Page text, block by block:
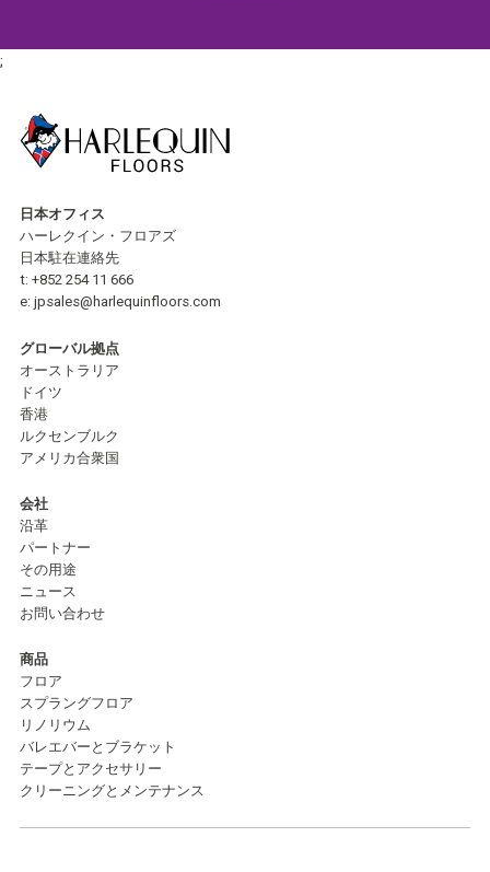
;
日本オフィス
ハーレクイン・フロアズ
日本駐在連絡先
t: +852 254 11 666
e: jpsales@harlequinfloors.com
グローバル拠点
オーストラリア
ドイツ
香港
ルクセンブルク
アメリカ合衆国
会社
沿革
パートナー
その用途
ニュース
お問い合わせ
商品
フロア
スプラングフロア
リノリウム
バレエバーとブラケット
テープとアクセサリー
クリーニングとメンテナンス